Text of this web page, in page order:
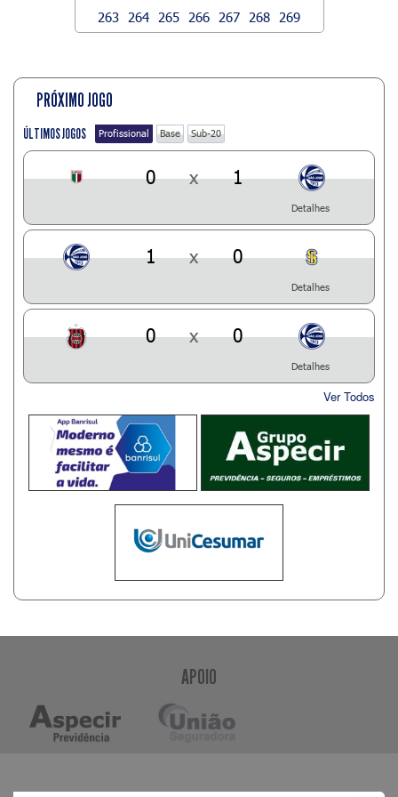
263 264 265 266 267 268 269
PRÓXIMO JOGO
ÚLTIMOS JOGOS Profissional Base Sub-20
0 x 1
Detalhes
1 x 0
Detalhes
0 x 0
Detalhes
Ver Todos
APOIO